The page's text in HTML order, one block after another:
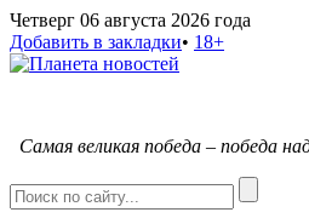
Четверг 06 августа 2026 года
Добавить в закладки• 18+
Самая великая победа –